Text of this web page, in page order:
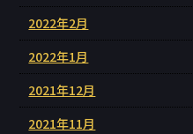
2022年2月
2022年1月
2021年12月
2021年11月